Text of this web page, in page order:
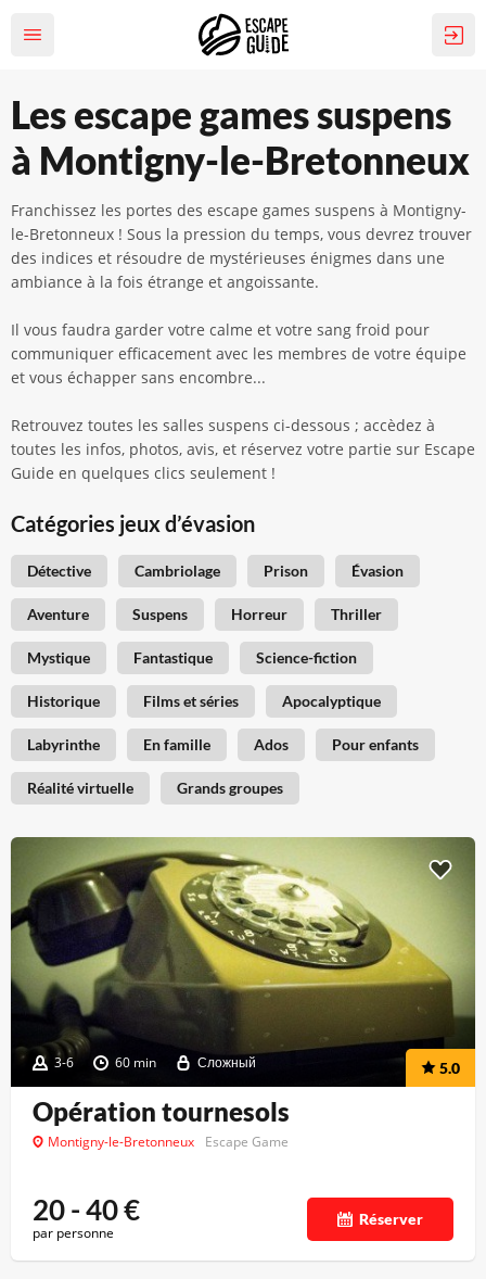
Les escape games suspens
à Montigny-le-Bretonneux
Franchissez les portes des escape games suspens à Montigny-
le-Bretonneux ! Sous la pression du temps, vous devrez trouver
des indices et résoudre de mystérieuses énigmes dans une
ambiance à la fois étrange et angoissante.
Il vous faudra garder votre calme et votre sang froid pour
communiquer efficacement avec les membres de votre équipe
et vous échapper sans encombre...
Retrouvez toutes les salles suspens ci-dessous ; accèdez à
toutes les infos, photos, avis, et réservez votre partie sur Escape
Guide en quelques clics seulement !
Catégories jeux d’évasion
Détective Cambriolage Prison Évasion
Aventure Suspens Horreur Thriller
Mystique Fantastique Science-fiction
Historique Films et séries Apocalyptique
Labyrinthe En famille Ados Pour enfants
Réalité virtuelle Grands groupes
3-6 60 min Сложный 5.0
Opération tournesols
Montigny-le-Bretonneux Escape Game
20 - 40€
par personne
Réserver